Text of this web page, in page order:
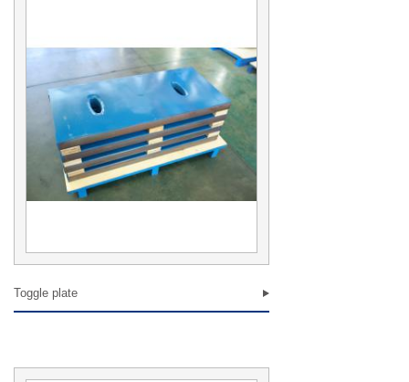
Toggle plate
E-mail ：
意见建议 ：